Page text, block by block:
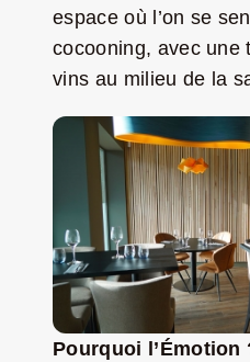
espace où l’on se
cocooning, avec une
vins au milieu de la
Pourquoi l’Émotion